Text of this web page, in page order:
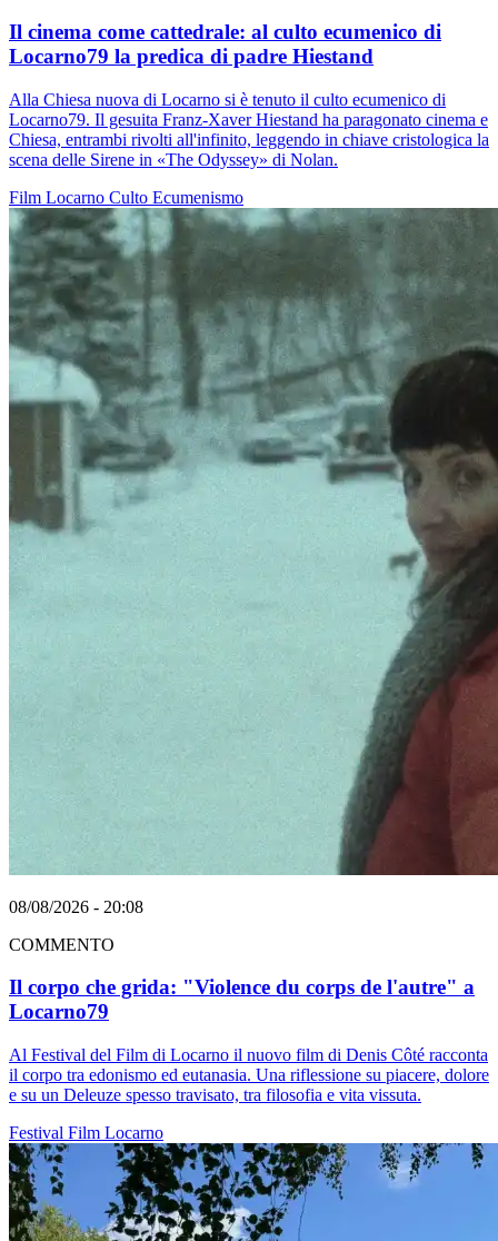
Il cinema come cattedrale: al culto ecumenico di
Locarno79 la predica di padre Hiestand
Alla Chiesa nuova di Locarno si è tenuto il culto ecumenico di
Locarno79. Il gesuita Franz-Xaver Hiestand ha paragonato cinema e
Chiesa, entrambi rivolti all'infinito, leggendo in chiave cristologica la
scena delle Sirene in «The Odyssey» di Nolan.
Film Locarno Culto Ecumenismo
08/08/2026 - 20:08
COMMENTO
Il corpo che grida: "Violence du corps de l'autre" a
Locarno79
Al Festival del Film di Locarno il nuovo film di Denis Côté racconta
il corpo tra edonismo ed eutanasia. Una riflessione su piacere, dolore
e su un Deleuze spesso travisato, tra filosofia e vita vissuta.
Festival Film Locarno